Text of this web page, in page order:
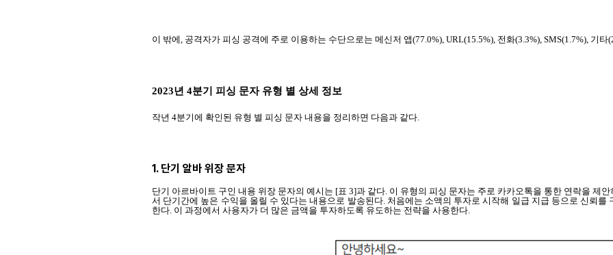
이 밖에, 공격자가 피싱 공격에 주로 이용하는 수단으로는 메신저 앱(77.0%), URL(15.5%), 전화(3.3%), SMS(1.7%), 기타
2023년 4분기 피싱 문자 유형 별 상세 정보
작년 4분기에 확인된 유형 별 피싱 문자 내용을 정리하면 다음과 같다.
1. 단기 알바 위장 문자
단기 아르바이트 구인 내용 위장 문자의 예시는 [표 3]과 같다. 이 유형의 피싱 문자는 주로 카카오톡을 통한 연락을 제
서 단기간에 높은 수익을 올릴 수 있다는 내용으로 발송된다. 처음에는 소액의 투자로 시작해 일급 지급 등으로 신뢰
한다. 이 과정에서 사용자가 더 많은 금액을 투자하도록 유도하는 전략을 사용한다.